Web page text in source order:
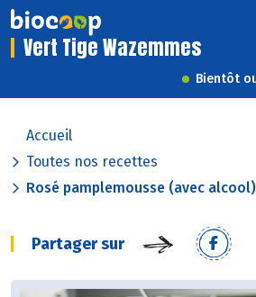
Vert Tige Wazemmes
Bientôt
Accueil
Toutes nos recettes
Rosé pamplemousse (avec alcool)
Partager sur